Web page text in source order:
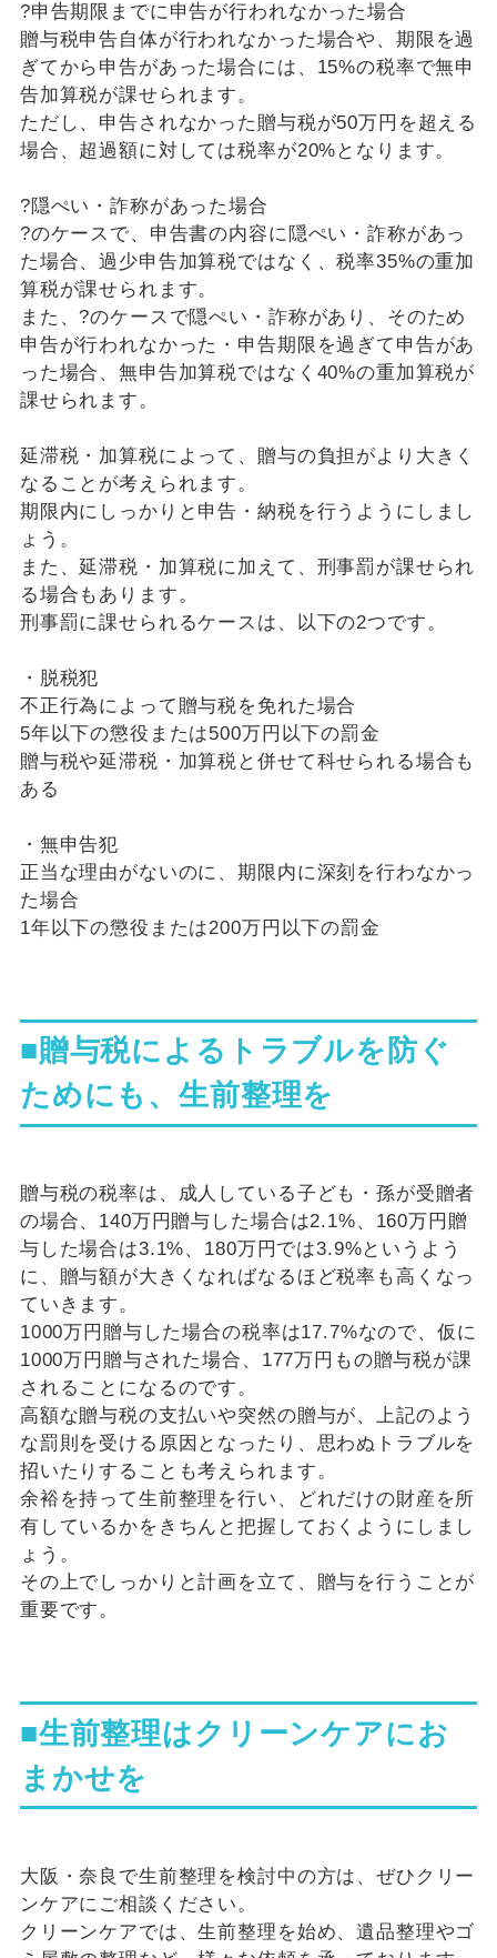
?申告期限までに申告が行われなかった場合
贈与税申告自体が行われなかった場合や、期限を過
ぎてから申告があった場合には、15%の税率で無申
告加算税が課せられます。
ただし、申告されなかった贈与税が50万円を超える
場合、超過額に対しては税率が20%となります。
?隠ぺい・詐称があった場合
?のケースで、申告書の内容に隠ぺい・詐称があっ
た場合、過少申告加算税ではなく、税率35%の重加
算税が課せられます。
また、?のケースで隠ぺい・詐称があり、そのため
申告が行われなかった・申告期限を過ぎて申告があ
った場合、無申告加算税ではなく40%の重加算税が
課せられます。
延滞税・加算税によって、贈与の負担がより大きく
なることが考えられます。
期限内にしっかりと申告・納税を行うようにしまし
ょう。
また、延滞税・加算税に加えて、刑事罰が課せられ
る場合もあります。
刑事罰に課せられるケースは、以下の2つです。
・脱税犯
不正行為によって贈与税を免れた場合
5年以下の懲役または500万円以下の罰金
贈与税や延滞税・加算税と併せて科せられる場合も
ある
・無申告犯
正当な理由がないのに、期限内に深刻を行わなかっ
た場合
1年以下の懲役または200万円以下の罰金
■贈与税によるトラブルを防ぐ
ためにも、生前整理を
贈与税の税率は、成人している子ども・孫が受贈者
の場合、140万円贈与した場合は2.1%、160万円贈
与した場合は3.1%、180万円では3.9%というよう
に、贈与額が大きくなればなるほど税率も高くなっ
ていきます。
1000万円贈与した場合の税率は17.7%なので、仮に
1000万円贈与された場合、177万円もの贈与税が課
されることになるのです。
高額な贈与税の支払いや突然の贈与が、上記のよう
な罰則を受ける原因となったり、思わぬトラブルを
招いたりすることも考えられます。
余裕を持って生前整理を行い、どれだけの財産を所
有しているかをきちんと把握しておくようにしまし
ょう。
その上でしっかりと計画を立て、贈与を行うことが
重要です。
■生前整理はクリーンケアにお
まかせを
大阪・奈良で生前整理を検討中の方は、ぜひクリー
ンケアにご相談ください。
クリーンケアでは、生前整理を始め、遺品整理やゴ